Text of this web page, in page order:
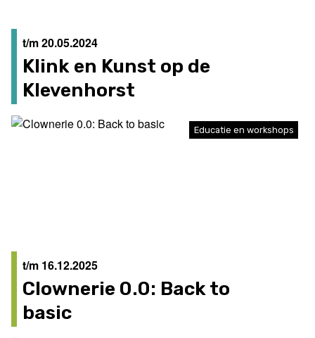
t/m 20.05.2024
Klink en Kunst op de
Klevenhorst
Educatie en workshops
t/m 16.12.2025
Clownerie 0.0: Back to
basic